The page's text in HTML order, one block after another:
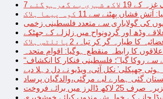
بے گھر ہوگئے
آتش فشاں پھٹنے سے 11 کوہ پیما ہلاک
کی گولاباری سے متعدد فلسطینی زخمی
وڈھ اور گردونواح میں زلزلے کے جھٹکے
کا طیارہ گر کر تباہ، 2پائلٹس ہلاک
کا رابطہ منقطع ہوگیا: اقوام متحدہ
سے روکا گیا”؛ فلسطینی فنکار کا انکشاف
چھپکلی’ نکل آئی، ویڈیو نے دل دہلا دیے
گئی ہمارے لیے مرگئی،والدگیان پرساد
میں برائے فروخت
جانے کے خواہش مندوں کیلئے خوشخبری